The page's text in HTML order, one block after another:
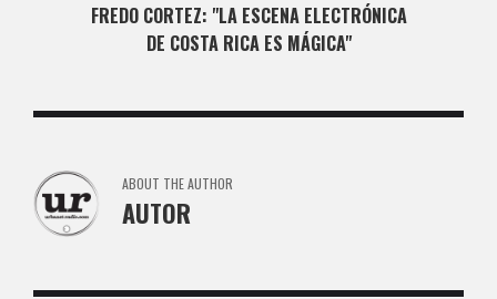
FREDO CORTEZ: "LA ESCENA ELECTRÓNICA
DE COSTA RICA ES MÁGICA"
ABOUT THE AUTHOR
AUTOR